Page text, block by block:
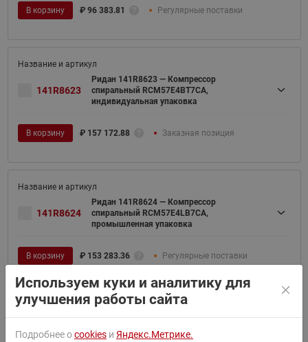
В корзину ₽ 96 383.81 Регулярные поставки
141R8623
Ридан 141R8623 — Компрессор
спиральный RCM57E4BT7CA,
индивидуальная упаковка
В корзину ₽ 157 172.88 Заказная позиция
141R8624
Ридан 141R8624 — Компрессор
спиральный RCM57E4LB7CA,
промышленная упаковка
В корзину ₽ 153 283.36 Регулярные поставки
141R8625
спиральный RCM66E4LB7CA,
Используем куки и аналитику для
улучшения работы сайта
Подробнее оcookies и Яндекс.Метрике.